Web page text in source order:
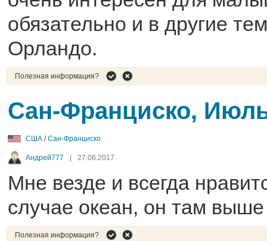
обязательно и в другие
Орландо.
Полезная информация?
Сан-Франциско,
США /Сан-Франциско
Андрей777 27.06.2017
Мне везде и всегда
случае океан, он там выше
Полезная информация?